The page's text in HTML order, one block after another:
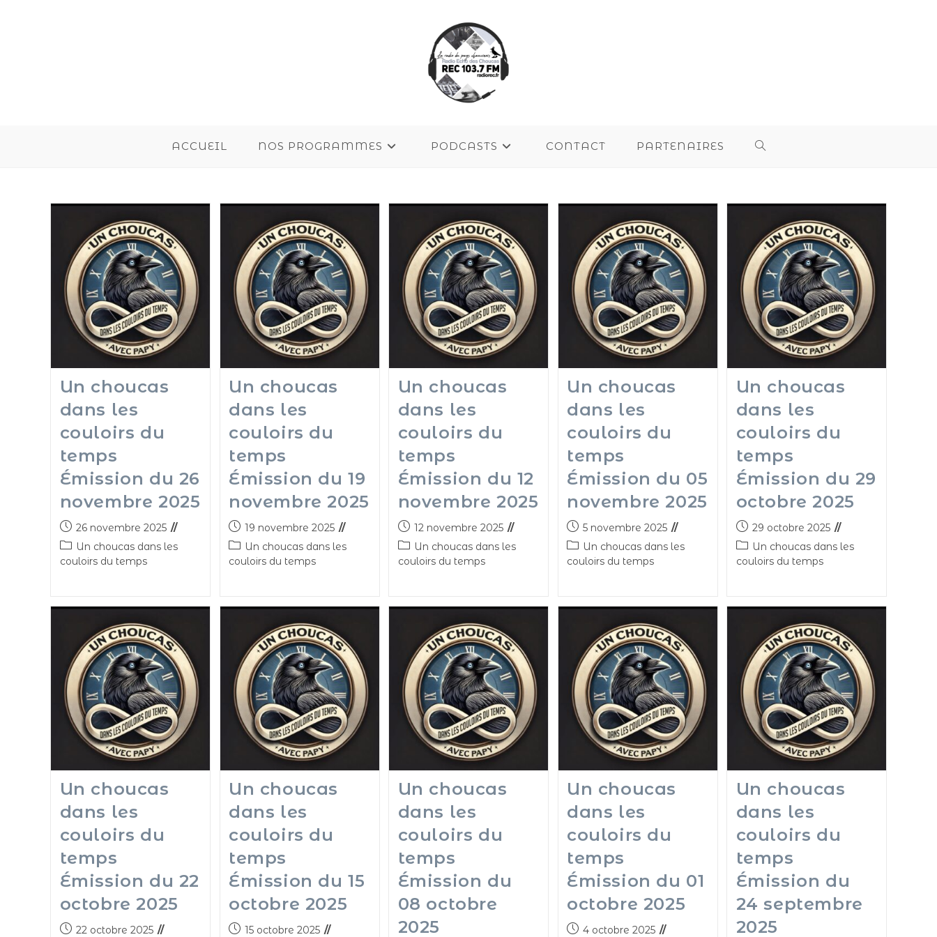
ACCUEIL NOS PROGRAMMES PODCASTS CONTACT PARTENAIRES
Un choucas
dans les
couloirs du
temps
Émission du 26
novembre 2025
26 novembre 2025
Un choucas dans les
couloirs du temps
Un choucas
dans les
couloirs du
temps
Émission du 19
novembre 2025
19 novembre 2025
Un choucas dans les
couloirs du temps
Un choucas
dans les
couloirs du
temps
Émission du 12
novembre 2025
12 novembre 2025
Un choucas dans les
couloirs du temps
Un choucas
dans les
couloirs du
temps
Émission du 05
novembre 2025
5 novembre 2025
Un choucas dans les
couloirs du temps
Un choucas
dans les
couloirs du
temps
Émission du 29
octobre 2025
29 octobre 2025
Un choucas dans les
couloirs du temps
Un choucas
dans les
couloirs du
temps
Émission du 22
octobre 2025
22 octobre 2025
Un choucas
dans les
couloirs du
temps
Émission du 15
octobre 2025
15 octobre 2025
Un choucas
dans les
couloirs du
temps
Émission du
08 octobre
2025
Un choucas
dans les
couloirs du
temps
Émission du 01
octobre 2025
4 octobre 2025
Un choucas
dans les
couloirs du
temps
Émission du
24 septembre
2025